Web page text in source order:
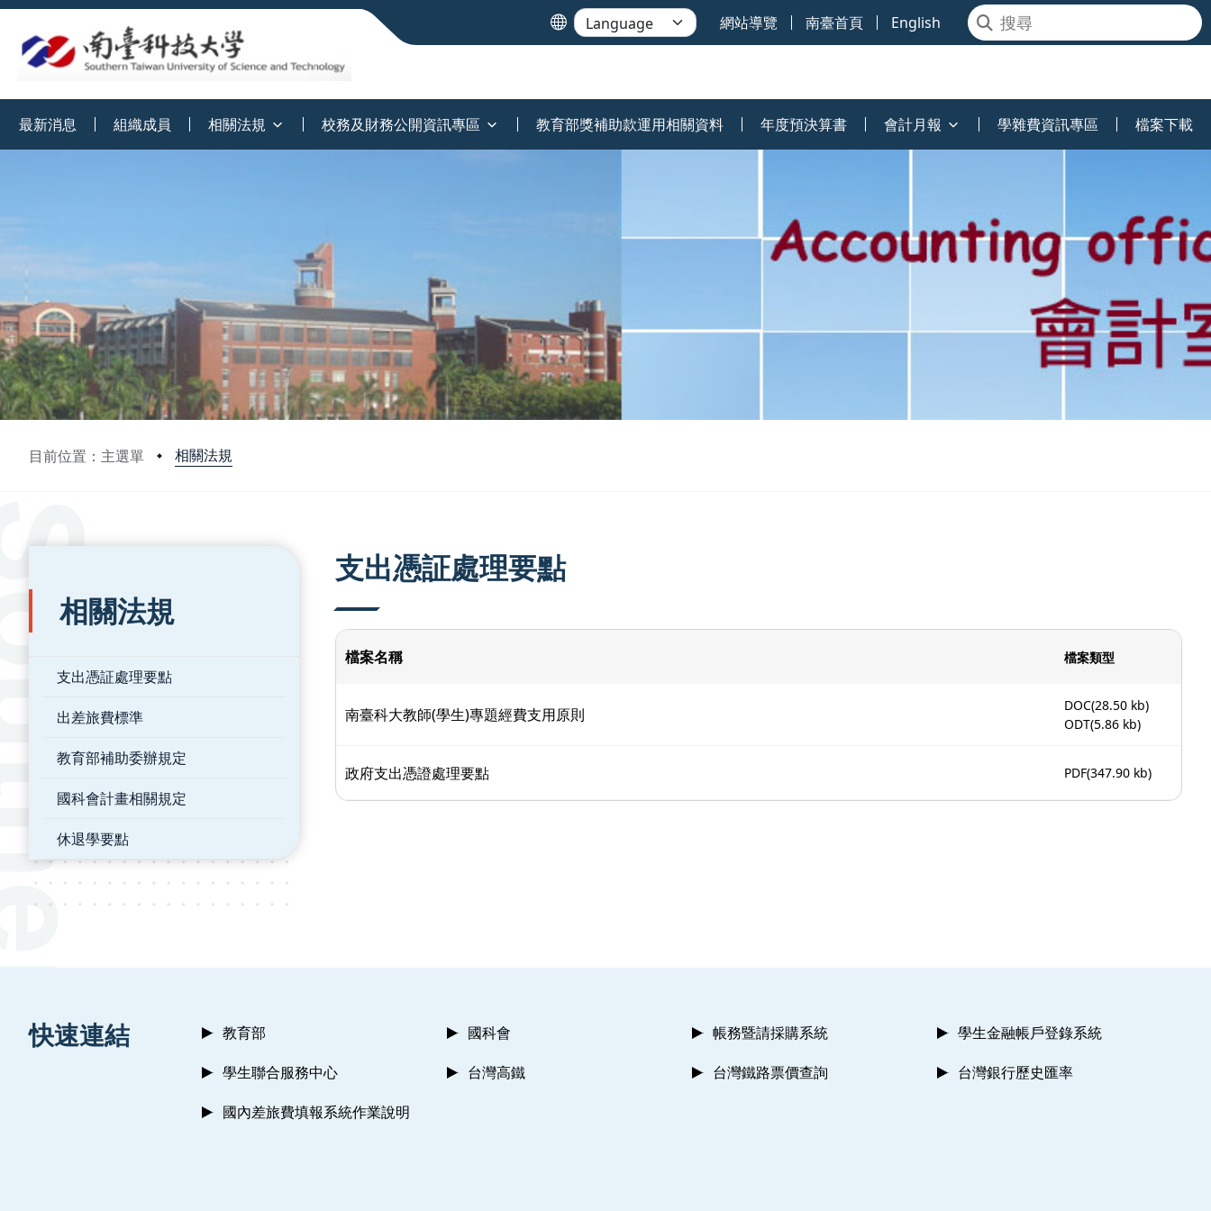
網站導覽 南臺首頁 English
最新消息 組織成員 相關法規 校務及財務公開資訊專區 教育部獎補助款運用相關資料 年度預決算書 會計月報 學雜費資訊專區 檔案下載
目前位置：主選單 相關法規
:::
相關法規
支出憑証處理要點
出差旅費標準
教育部補助委辦規定
國科會計畫相關規定
休退學要點
支出憑証處理要點
檔案名稱 檔案類型
南臺科大教師(學生)專題經費支用原則 DOC(28.50 kb)
ODT(5.86 kb)
政府支出憑證處理要點 PDF(347.90 kb)
快速連結 教育部 國科會 帳務暨請採購系統
學生金融帳戶登錄系統
學生聯合服務中心
台灣高鐵 台灣鐵路票價查詢
台灣銀行歷史匯率
國內差旅費填報系統作業說明